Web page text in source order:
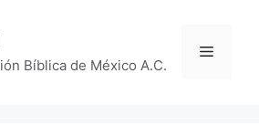
Bíblica de México A.C.
Menu